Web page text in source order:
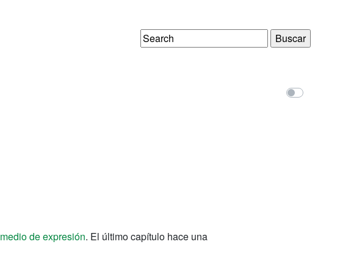
Buscar:
medio de expresión. El último capítulo hace una